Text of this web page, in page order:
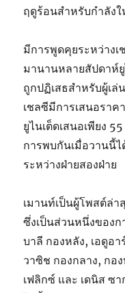
ฤดูร้อนสำหรับกำลังใ
มีการพูดคุยระหว่างเ
มานานหลายสัปดาห์
ถูกปฏิเสธสำหรับผู้เล่
เชลซีมีการเสนอรา
ยูไนเต็ดเสนอเพียง
การพบกันเมื่อวานนี้
ระหว่างฝ่ายสองฝ่าย
เมานท์เป็นผู้โพสต์ล่
ซึ่งเป็นส่วนหนึ่งของ
บาลี กองหลัง, เอดูอ
วาซิช กองกลาง, กอ
เฟลิกซ์ และ เดนิส ซ